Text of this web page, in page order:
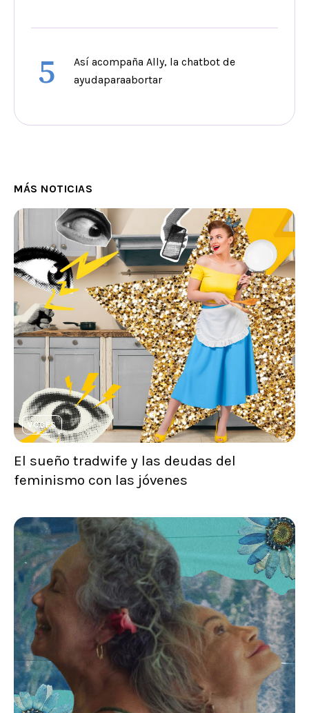
5
Así acompaña Ally, la chatbot de
ayudaparaabortar
MÁS NOTICIAS
VOCES
El sueño tradwife y las deudas del
feminismo con las jóvenes